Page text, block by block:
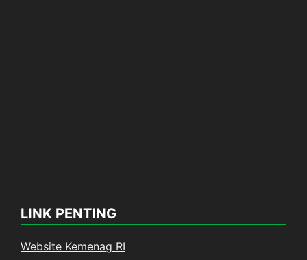
LINK PENTING
Website Kemenag RI